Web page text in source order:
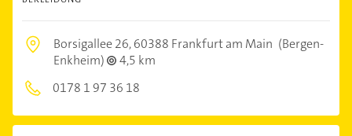
Borsigallee 26,60388 Frankfurt am Main (Bergen-
Enkheim)
4,5 km
0178 1 97 36 18